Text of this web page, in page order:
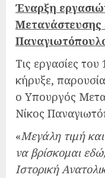
Έναρξη
Μετανάστευσης
Τις εργασίες του
κήρυξε,
ο Υπουργός
Νίκος
«Μεγάλη τιμή
να βρίσκομαι
Ιστορική